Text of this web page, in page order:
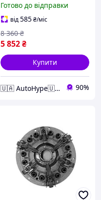
JUBANA) ДСШ14.21.022-А
Готово до відправки
від585₴/міс
5 852₴
8 360 ₴
Купити
🇺🇦 AutoHype🇺🇦 90%